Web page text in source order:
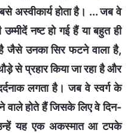
अस्वीकार्य होता है। ... जब वे
नष्ट हो गई हैं या बहुत ही
जैसे उनका सिर फटने वाला है,
से प्रहार किया जा रहा है और
लगता है। जब वे स्वर्ग के
वाले होते हैं जिसके लिए वे दिन-
उन्हें यह एक अकस्मात आ टपके